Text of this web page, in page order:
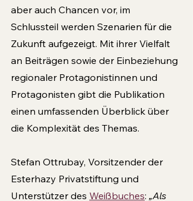
aber auch Chancen vor, im
Schlussteil werden Szenarien für die
Zukunft aufgezeigt. Mit ihrer Vielfalt
an Beiträgen sowie der Einbeziehung
regionaler Protagonistinnen und
Protagonisten gibt die Publikation
einen umfassenden Überblick über
die Komplexität des Themas.
Stefan Ottrubay, Vorsitzender der
Esterhazy Privatstiftung und
Unterstützer des Weißbuches: „Als